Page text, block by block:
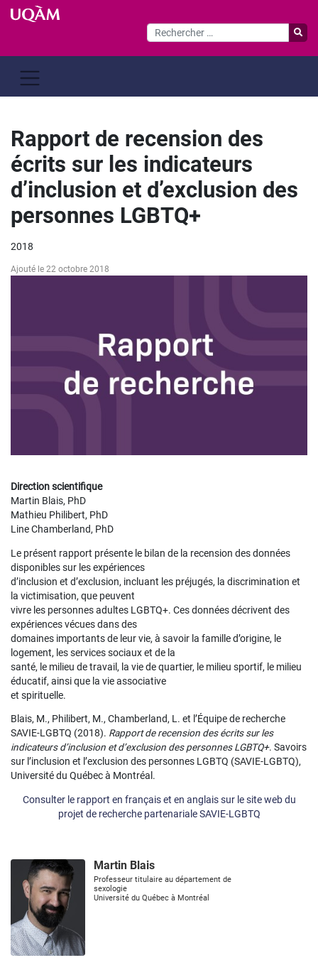
Passer
Rapport de recension des
écrits sur les indicateurs
d’inclusion et d’exclusion des
personnes LGBTQ+
2018
Ajouté le 22 octobre 2018
Direction scientifique
Martin Blais, PhD
Mathieu Philibert, PhD
Line Chamberland, PhD
Le présent rapport présente le bilan de la recension des données
disponibles sur les expériences
d’inclusion et d’exclusion, incluant les préjugés, la discrimination et
la victimisation, que peuvent
vivre les personnes adultes LGBTQ+. Ces données décrivent des
expériences vécues dans des
domaines importants de leur vie, à savoir la famille d’origine, le
logement, les services sociaux et de la
santé, le milieu de travail, la vie de quartier, le milieu sportif, le milieu
éducatif, ainsi que la vie associative
et spirituelle.
Blais, M., Philibert, M., Chamberland, L. et l’Équipe de recherche
SAVIE-LGBTQ (2018). Rapport de recension des écrits sur les
indicateurs d’inclusion et d’exclusion des personnes LGBTQ+. Savoirs
sur l’inclusion et l’exclusion des personnes LGBTQ (SAVIE-LGBTQ),
Université du Québec à Montréal.
Consulter le rapport en français et en anglais sur le site web du
projet de recherche partenariale SAVIE-LGBTQ
Martin Blais
Professeur titulaire au département de
sexologie
Université du Québec à Montréal